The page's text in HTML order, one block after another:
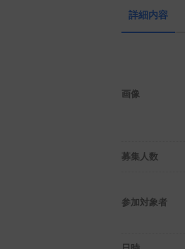
詳細内容
画像
募集人数
参加対象者